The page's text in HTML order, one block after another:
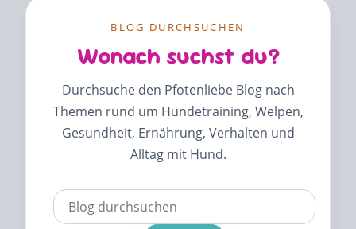
BLOG DURCHSUCHEN
Wonach suchst du?
Durchsuche den Pfotenliebe Blog nach
Themen rund um Hundetraining, Welpen,
Gesundheit, Ernährung, Verhalten und
Alltag mit Hund.